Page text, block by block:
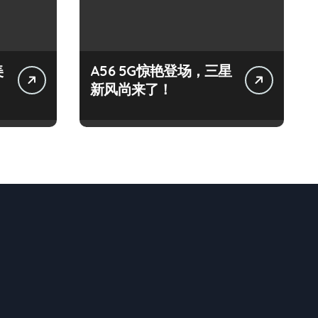
A56 5G惊艳登场，三星
新风尚来了！